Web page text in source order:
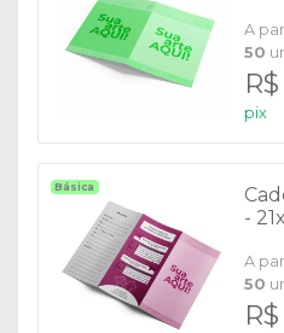
A
50
pix
Básica
-
A
50